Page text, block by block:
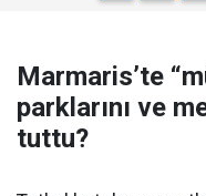
Marmaris’te
parklarını ve
tuttu?